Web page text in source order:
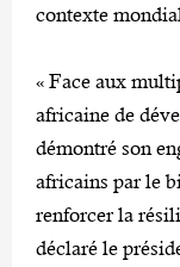
contexte
« Face aux
africaine de
démontré son
africains par le
renforcer la
déclaré le